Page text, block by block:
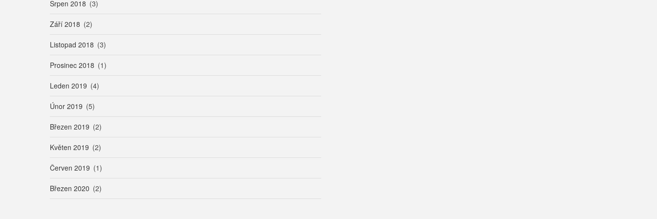
Srpen 2018 (3)
Září 2018 (2)
Listopad 2018 (3)
Prosinec 2018 (1)
Leden 2019 (4)
Únor 2019 (5)
Březen 2019 (2)
Květen 2019 (2)
Červen 2019 (1)
Březen 2020 (2)